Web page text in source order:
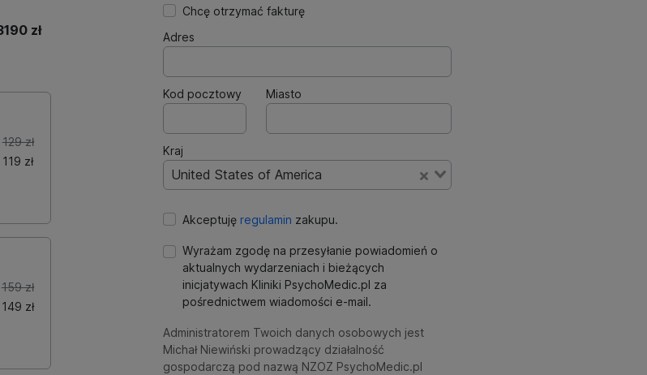
zł
129 zł
119 zł
159 zł
149 zł
Chcę otrzymać fakturę
Adres
Kod pocztowy Miasto
Kraj
United States of America
Akceptuję regulamin zakupu.
Wyrażam zgodę na przesyłanie powiadomień o
aktualnych wydarzeniach i bieżących
inicjatywach Kliniki PsychoMedic.pl za
pośrednictwem wiadomości e-mail.
Administratorem Twoich danych osobowych jest
Michał Niewiński prowadzący działalność
gospodarczą pod nazwą NZOZ PsychoMedic.pl